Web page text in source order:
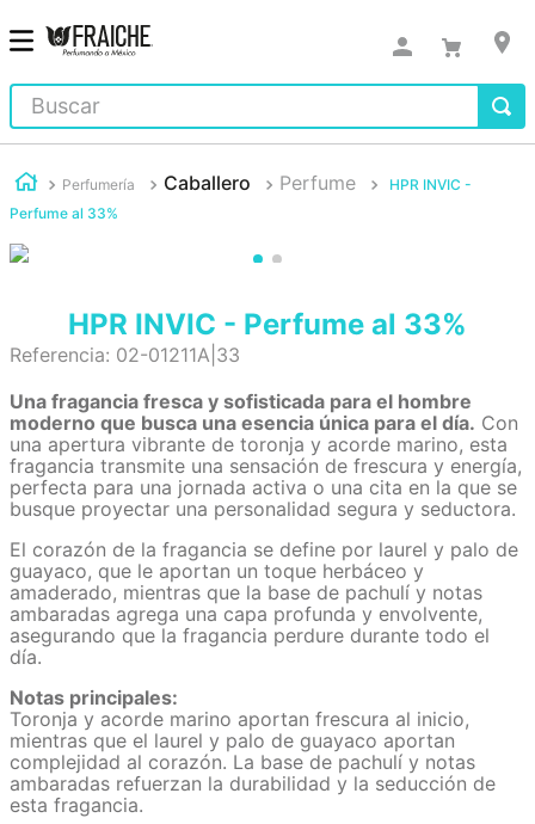
Buscar
Perfumería Caballero Perfume
HPR INVIC -
Perfume al 33%
HPR INVIC - Perfume al 33%
Referencia: 02-01211A|33
Una fragancia fresca y sofisticada para el hombre
moderno que busca una esencia única para el día. Con
una apertura vibrante de toronja y acorde marino, esta
fragancia transmite una sensación de frescura y energía,
perfecta para una jornada activa o una cita en la que se
busque proyectar una personalidad segura y seductora.
El corazón de la fragancia se define por laurel y palo de
guayaco, que le aportan un toque herbáceo y
amaderado, mientras que la base de pachulí y notas
ambaradas agrega una capa profunda y envolvente,
asegurando que la fragancia perdure durante todo el
día.
Notas principales:
Toronja y acorde marino aportan frescura al inicio,
mientras que el laurel y palo de guayaco aportan
complejidad al corazón. La base de pachulí y notas
ambaradas refuerzan la durabilidad y la seducción de
esta fragancia.